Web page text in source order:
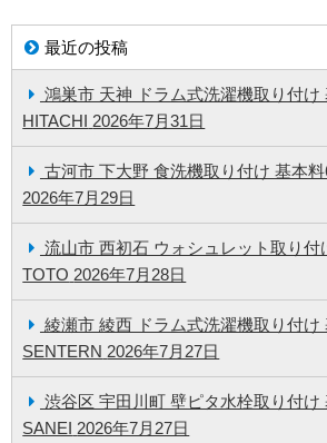
最近の投稿
鴻巣市 天神 ドラム式洗濯機取り付け
HITACHI 2026年7月31日
古河市 下大野 食洗機取り付け 基本
2026年7月29日
流山市 西初石 ウォシュレット取り付
TOTO 2026年7月28日
綾瀬市 綾西 ドラム式洗濯機取り付け
SENTERN 2026年7月27日
渋谷区 宇田川町 壁ピタ水栓取り付け
SANEI 2026年7月27日